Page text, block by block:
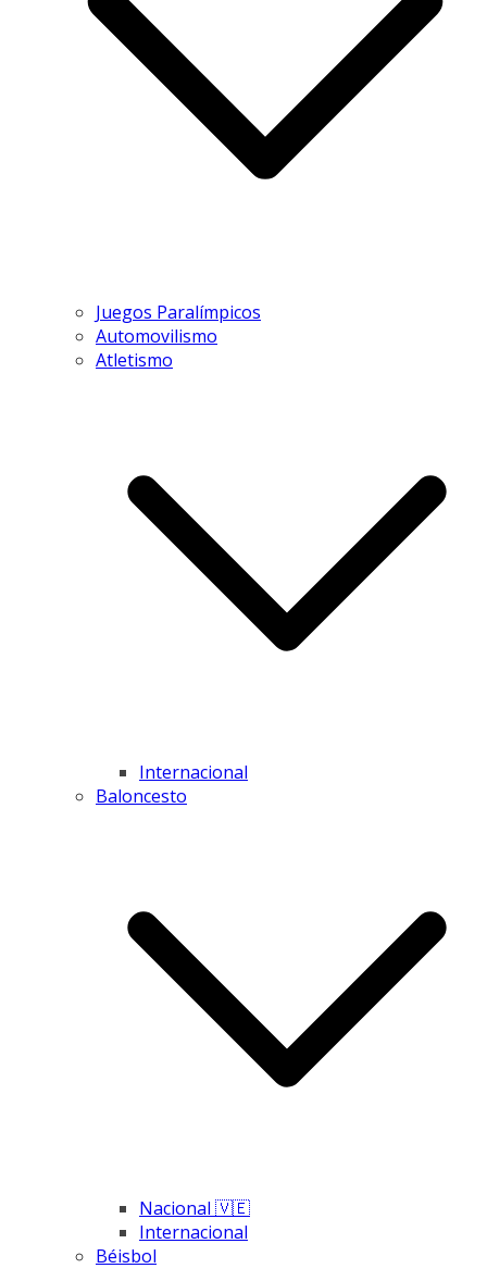
Juegos Paralímpicos
Automovilismo
Atletismo
Internacional
Baloncesto
Nacional 🇻🇪
Internacional
Béisbol